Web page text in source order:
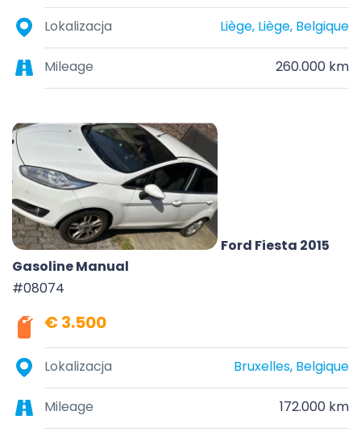
Lokalizacja Liège, Liège, Belgique
Mileage 260.000 km
Ford Fiesta 2015
Gasoline Manual
#08074
€ 3.500
Lokalizacja Bruxelles, Belgique
Mileage 172.000 km